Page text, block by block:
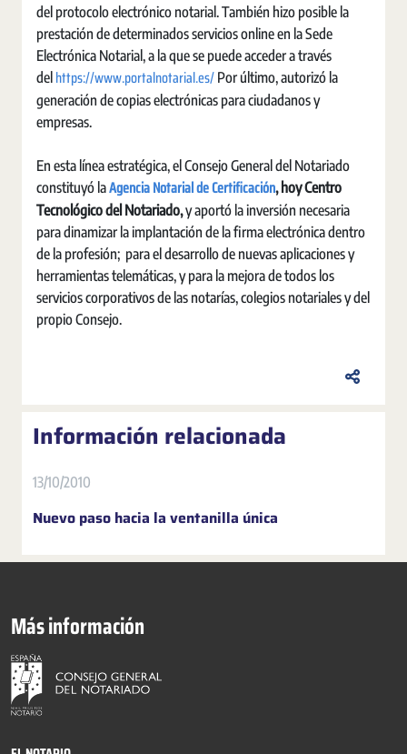
del protocolo electrónico notarial. También hizo posible la
prestación de determinados servicios online en la Sede
Electrónica Notarial, a la que se puede acceder a través
del https://www.portalnotarial.es/ Por último, autorizó la
generación de copias electrónicas para ciudadanos y
empresas.
En esta línea estratégica, el Consejo General del Notariado
constituyó laAgencia Notarial de Certificación, hoy Centro
Tecnológico del Notariado,y aportó la inversión necesaria
para dinamizar la implantación de la firma electrónica dentro
de la profesión; para el desarrollo de nuevas aplicaciones y
herramientas telemáticas, y para la mejora de todos los
servicios corporativos de las notarías, colegios notariales y del
propio Consejo.
Información relacionada
13/10/2010
Nuevo paso hacia la ventanilla única
Más información